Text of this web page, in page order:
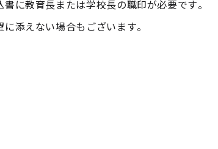
に教育長または学校長の職印が必要です。
添えない場合もございます。